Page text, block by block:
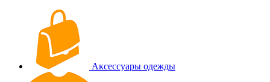
Аксессуары одежды